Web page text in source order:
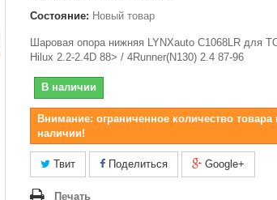
Состояние: Новый товар
Шаровая опора нижняя LYNXauto C1068LR для
Hilux 2.2-2.4D 88> / 4Runner(N130) 2.4 87-96
В наличии
Внимание: ограниченное количество товара
наличии!
Твит Поделиться Google+
Печать